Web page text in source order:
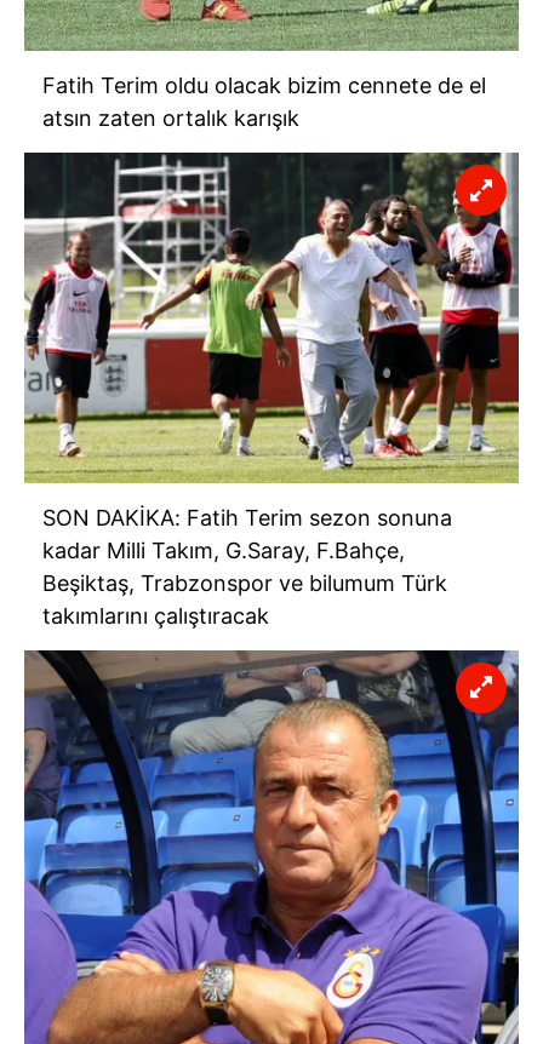
Fatih Terim oldu olacak bizim cennete de el
atsın zaten ortalık karışık
SON DAKİKA: Fatih Terim sezon sonuna
kadar Milli Takım, G.Saray, F.Bahçe,
Beşiktaş, Trabzonspor ve bilumum Türk
takımlarını çalıştıracak